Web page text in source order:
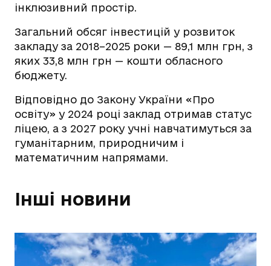
інклюзивний простір.
Загальний обсяг інвестицій у розвиток
закладу за 2018–2025 роки — 89,1 млн грн, з
яких 33,8 млн грн — кошти обласного
бюджету.
Відповідно до Закону України «Про
освіту» у 2024 році заклад отримав статус
ліцею, а з 2027 року учні навчатимуться за
гуманітарним, природничим і
математичним напрямами.
Інші новини